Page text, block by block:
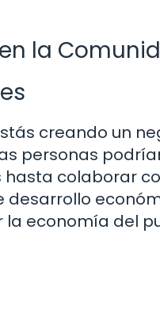
la
creando un
personas
colaborar
economía del